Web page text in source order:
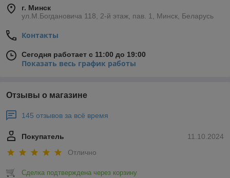
г. Минск
ул.М.Богдановича 118, 2-й этаж, пав. 1, Минск, Беларусь
Контакты
Сегодня работает с 11:00 до 19:00
Показать весь график работы
Отзывы о магазине
145 отзывов за всё время
11.10.2024
Покупатель
Отлично
Сделка подтверждена через корзину